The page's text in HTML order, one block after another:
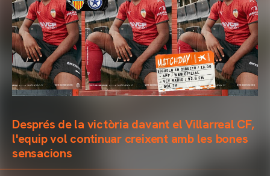
Després de la victòria davant el Villarreal CF,
l'equip vol continuar creixent amb les bones
sensacions